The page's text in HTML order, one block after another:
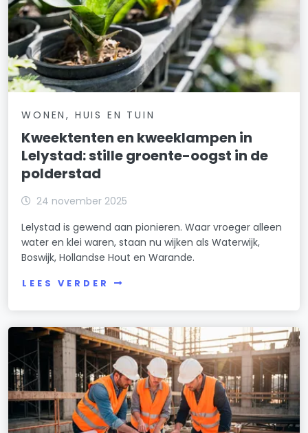
WONEN, HUIS EN TUIN
Kweektenten en kweeklampen in
Lelystad: stille groente-oogst in de
polderstad
24 november 2025
Lelystad is gewend aan pionieren. Waar vroeger alleen
water en klei waren, staan nu wijken als Waterwijk,
Boswijk, Hollandse Hout en Warande.
LEES VERDER